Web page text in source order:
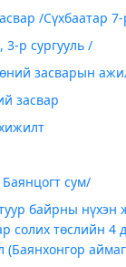
/Сүхбаатар 7-
р сургууль /
засварын
засвар
сум/
байрны
солих төслийн 4